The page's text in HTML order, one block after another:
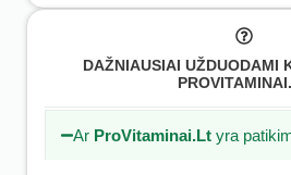
DAŽNIAUSIAI UŽDUODAMI
Ar ProVitaminai.Lt yra